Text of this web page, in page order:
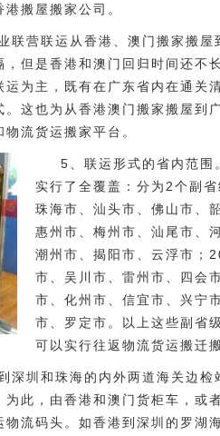
搬屋搬家公司。
联营联运从香港、澳门搬家搬
但是香港和澳门回归时间还不
为主，既有在广东省内在通关
这也为从香港澳门搬家搬屋到
流货运搬家平台。
5、联运形式的省内范围
实行了全覆盖：分为2个副
珠海市、汕头市、佛山市、
惠州市、梅州市、汕尾市、
潮州市、揭阳市、云浮市；
市、吴川市、雷州市、四会
市、化州市、信宜市、兴宁
市、罗定市。以上这些副省
可以实行往返物流货运搬迁
深圳和珠海的内外两道海关边
此，由香港和澳门货柜车，或
流码头。如香港到深圳的罗湖